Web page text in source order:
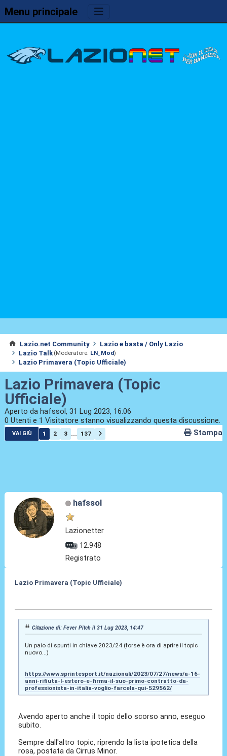
Menu principale
Lazio.net Community
Lazio e basta / Only Lazio
Lazio Talk (Moderatore: LN_Mod)
Lazio Primavera (Topic Ufficiale)
Lazio Primavera (Topic
Ufficiale)
Aperto da hafssol, 31 Lug 2023, 16:06
0 Utenti e 1 Visitatore stanno visualizzando questa discussione.
VAI GIÙ 1 2 3 ... 137 Stampa
hafssol
Lazionetter
12.948
Registrato
Lazio Primavera (Topic Ufficiale)
Citazione di: Fever Pitch il 31 Lug 2023, 14:47
Un paio di spunti in chiave 2023/24 (forse è ora di aprire il topic
nuovo...)
https://www.sprintesport.it/nazionali/2023/07/27/news/a-16-
anni-rifiuta-l-estero-e-firma-il-suo-primo-contratto-da-
professionista-in-italia-voglio-farcela-qui-529562/
Avendo aperto anche il topic dello scorso anno, eseguo
subito.
Sempre dall'altro topic, riprendo la lista ipotetica della
rosa, postata da Cirrus Minor.